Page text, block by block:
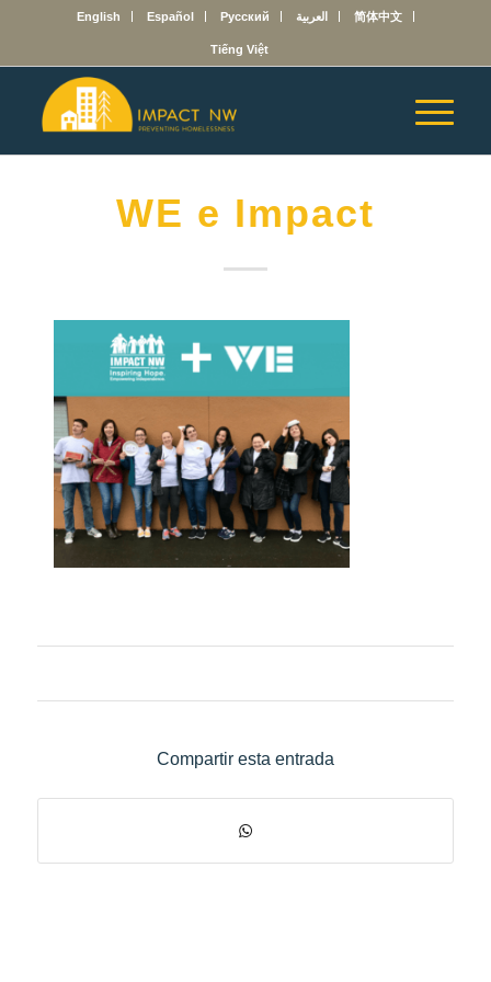
English Español Русский العربية 简体中文
Tiếng Việt
WE e Impact
Compartir esta entrada